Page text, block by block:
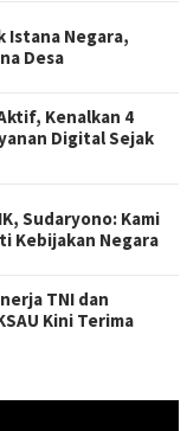
Istana Negara,
Desa
Kenalkan 4
Digital Sejak
Sudaryono: Kami
Kebijakan Negara
TNI dan
Kini Terima